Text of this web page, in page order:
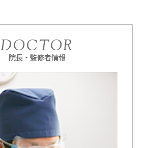
DOCTOR
院長・監修者情報